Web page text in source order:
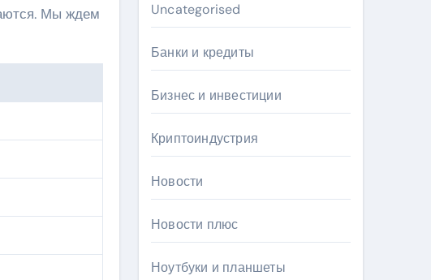
Мы ждем
Uncategorised
Банки и кредиты
Бизнес и инвестиции
Криптоиндустрия
Новости
Новости плюс
Ноутбуки и планшеты